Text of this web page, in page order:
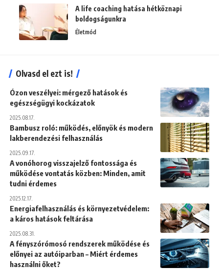
A life coaching hatása hétköznapi
boldogságunkra
Életmód
Olvasd el ezt is!
Ózon veszélyei: mérgező hatások és
egészségügyi kockázatok
2025.08.17.
Bambusz roló: működés, előnyök és modern
lakberendezési felhasználás
2025.09.17.
A vonóhorog visszajelző fontossága és
működése vontatás közben: Minden, amit
tudni érdemes
2025.12.17.
Energiafelhasználás és környezetvédelem:
a káros hatások feltárása
2025.08.31.
A fényszórómosó rendszerek működése és
előnyei az autóiparban – Miért érdemes
használni őket?